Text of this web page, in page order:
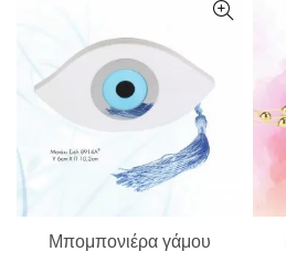
Μπομπονιέρα γάμου